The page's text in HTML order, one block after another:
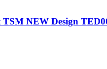
NEW Design